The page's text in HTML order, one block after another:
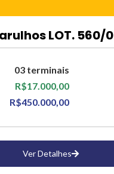
LOT. 560/
03 terminais
R$17.000,00
R$450.000,00
Ver Detalhes